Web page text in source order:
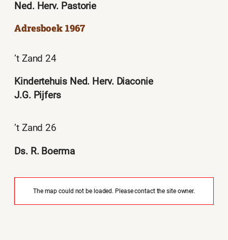
Ned. Herv. Pastorie
Adresboek 1967
’t Zand 24
Kindertehuis Ned. Herv. Diaconie
J.G. Pijfers
’t Zand 26
Ds. R. Boerma
The map could not be loaded. Please contact the site owner.